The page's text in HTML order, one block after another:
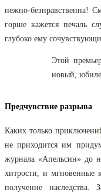
нежно-безнравственна!
горше кажется печаль
глубоко ему
Этой
новый,
Предчувствие разрыва
Каких только
не приходится им
журнала «Апельсин» до
хитрости, и мгновенные
получение наследства.